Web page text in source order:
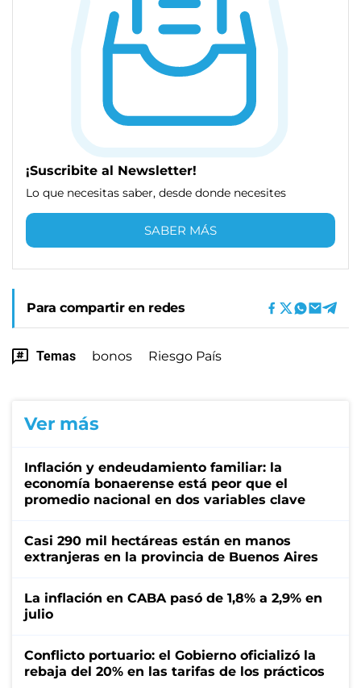
¡Suscribite al Newsletter!
Lo que necesitas saber, desde donde necesites
SABER MÁS
Para compartir en redes
Temas bonos Riesgo País
Ver más
Inflación y endeudamiento familiar: la
economía bonaerense está peor que el
promedio nacional en dos variables clave
Casi 290 mil hectáreas están en manos
extranjeras en la provincia de Buenos Aires
La inflación en CABA pasó de 1,8% a 2,9% en
julio
Conflicto portuario: el Gobierno oficializó la
rebaja del 20% en las tarifas de los prácticos